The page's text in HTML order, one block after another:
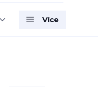
Více